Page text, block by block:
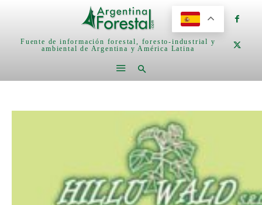
Fuente de información forestal, foresto-industrial y
ambiental de Argentina y América Latina